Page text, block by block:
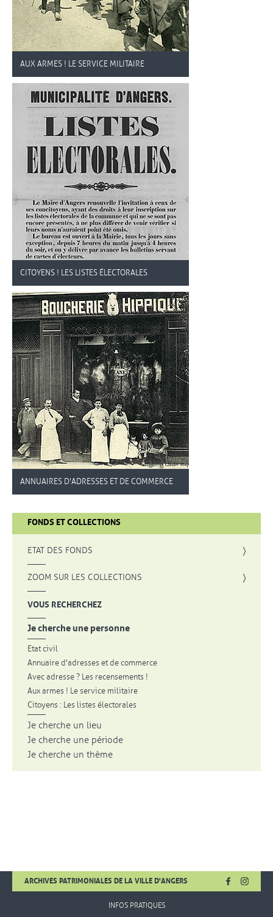
AUX ARMES ! LE SERVICE MILITAIRE
CITOYENS ! LES LISTES ÉLECTORALES
ANNUAIRES D'ADRESSES ET DE COMMERCE
FONDS ET COLLECTIONS
ETAT DES FONDS
ZOOM SUR LES COLLECTIONS , OUVRE UNE NOUVELLE FENÊTRE
VOUS RECHERCHEZ
Je cherche une personne
Etat civil
Annuaire d'adresses et de commerce
Avec adresse ? Les recensements !
Aux armes ! Le service militaire
Citoyens : Les listes électorales
Je cherche un lieu
Je cherche une période
Je cherche un thème
ARCHIVES PATRIMONIALES DE LA VILLE D'ANGERS FACEBOOK
, OUVRE
,
INFOS PRATIQUES